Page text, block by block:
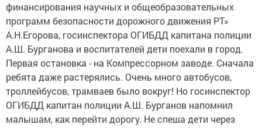
финансирования научных и общеобразовательных
программ безопасности дорожного движения РТ»
А.Н.Егорова, госинспектора ОГИБДД капитана полиции
А.Ш. Бурганова и воспитателей дети поехали в город.
Первая остановка - на Компрессорном заводе. Сначала
ребята даже растерялись. Очень много автобусов,
троллейбусов, трамваев было вокруг! Но госинспектор
ОГИБДД капитан полиции А.Ш. Бурганов напомнил
малышам, как перейти дорогу. Не спеша дети через